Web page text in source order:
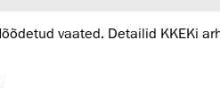
vaated. Detailid KKEKi